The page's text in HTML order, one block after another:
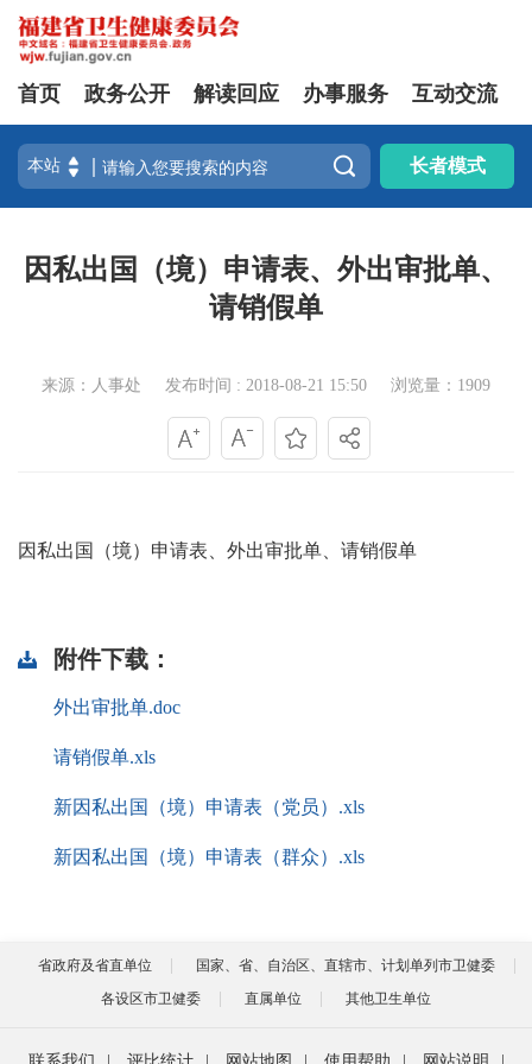
首页 政务公开 解读回应 办事服务 互动交流
 长者模式
因私出国（境）申请表、外出审批单、
请销假单
来源：人事处 发布时间 : 2018-08-21 15:50 浏览量：1909
因私出国（境）申请表、外出审批单、请销假单
附件下载：
外出审批单.doc
请销假单.xls
新因私出国（境）申请表（党员）.xls
新因私出国（境）申请表（群众）.xls
省政府及省直单位
国家、省、自治区、直辖市、计划单列市卫健委
各设区市卫健委
直属单位 其他卫生单位